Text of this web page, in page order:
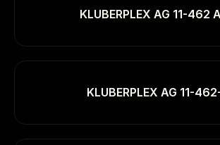
KLUBERPLEX AG 11-462
KLUBERPLEX AG 11-